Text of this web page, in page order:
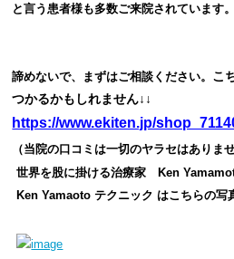
と言う患者様も多数ご来院されています。
諦めないで、まずはご相談ください。 こ
つかるかもしれません↓↓
https://www.ekiten.jp/
（当院の口コミは一切のヤラセはありま
世界を股に掛ける治療家 Ken
Ken Yamaoto テクニック はこちらの写